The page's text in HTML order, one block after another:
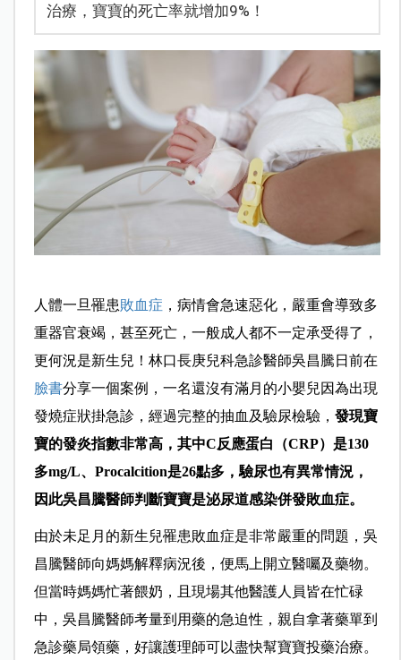
治療，寶寶的死亡率就增加9%！
人體一旦罹患敗血症 ，病情會急速惡化，嚴重會導致多
重器官衰竭，甚至死亡，一般成人都不一定承受得了，
更何況是新生兒！林口長庚兒科急診醫師吳昌騰日前在
臉書分享一個案例，一名還沒有滿月的小嬰兒因為出現
發燒症狀掛急診，經過完整的抽血及驗尿檢驗， 發現寶
寶的發炎指數非常高，其中C反應蛋白（CRP）是130
多mg/L、Procalcition是26點多，驗尿也有異常情況，
因此吳昌騰醫師判斷寶寶是泌尿道感染併發敗血症。
由於未足月的新生兒罹患敗血症是非常嚴重的問題，吳
昌騰醫師向媽媽解釋病況後，便馬上開立醫囑及藥物。
但當時媽媽忙著餵奶，且現場其他醫護人員皆在忙碌
中，吳昌騰醫師考量到用藥的急迫性，親自拿著藥單到
急診藥局領藥，好讓護理師可以盡快幫寶寶投藥治療。